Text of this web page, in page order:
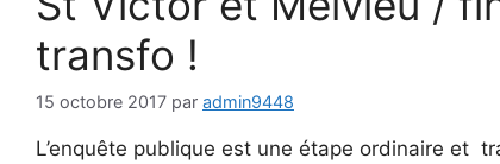
transfo !
15 octobre 2017 par admin9448
L’enquête publique est une étape ordinaire et